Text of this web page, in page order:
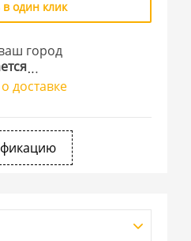
в один клик
город
доставке